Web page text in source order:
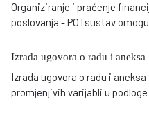
Organiziranje i praćenje
poslovanja - POTsustav
Izrada ugovora o radu i aneksa
Izrada ugovora o radu i
promjenjivih varijabli u podloge